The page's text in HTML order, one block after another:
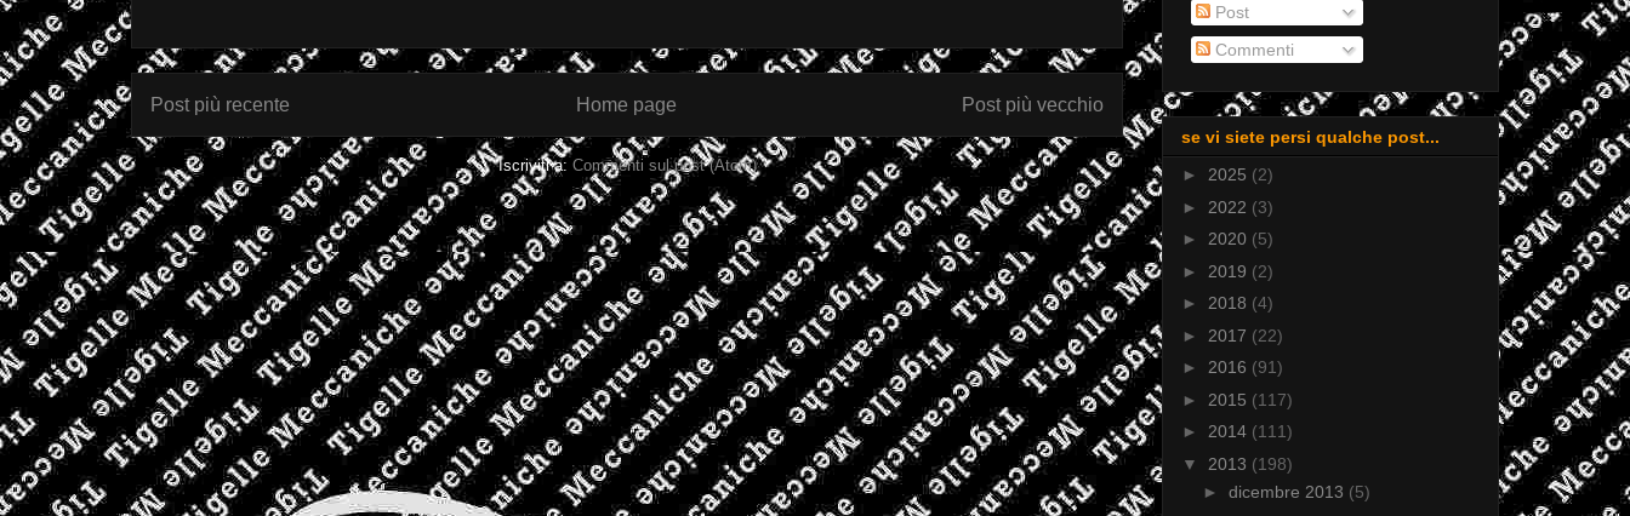
Post più recente Post più vecchio
Home page
Iscriviti a: Commenti sul post (Atom)
Post
Commenti
se vi siete persi qualche post...
► 2025 (2)
► 2022 (3)
► 2020 (5)
► 2019 (2)
► 2018 (4)
► 2017 (22)
► 2016 (91)
► 2015 (117)
► 2014 (111)
▼ 2013 (198)
► dicembre 2013 (5)